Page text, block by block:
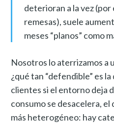
deterioran a la vez
remesas), suele
meses “planos” como
Nosotros lo aterrizamos a
¿qué tan “defendible” es
clientes si el entorno deja
consumo se desacelera,
más heterogéneo: hay